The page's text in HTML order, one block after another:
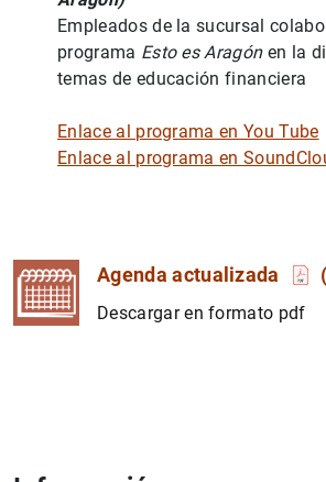
Empleados de la sucursal
programa Esto es Aragónen la
temas de educación financiera
Enlace al programa en You Tube
Enlace al programa en
Agenda actualizada
Descargar en formato pdf